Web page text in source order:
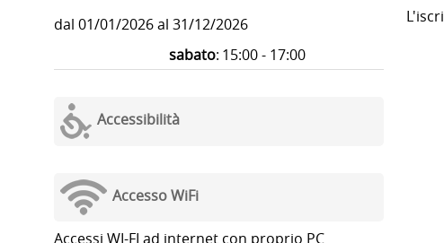
dal 01/01/2026 al 31/12/2026
sabato: 15:00 - 17:00
Accessibilità
Accesso WiFi
Accessi WI-FI ad internet con proprio PC